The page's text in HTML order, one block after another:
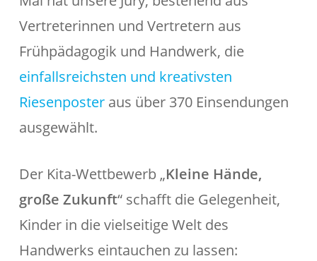
Vertreterinnen und Vertretern aus
Frühpädagogik und Handwerk, die
einfallsreichsten und kreativsten
Riesenposteraus über 370 Einsendungen
ausgewählt.
Der Kita-Wettbewerb „Kleine Hände,
große Zukunft“ schafft die Gelegenheit,
Kinder in die vielseitige Welt des
Handwerks eintauchen zu lassen: